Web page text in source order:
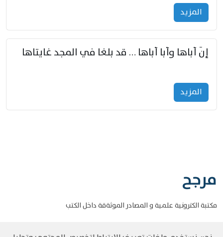
المزید
إنّ أباها وأبا أباها … قد بلغا في المجد غايتاها
المزید
مرجح
مكتبة الكترونية علمية و المصادر الموثةقة داخل الكتب